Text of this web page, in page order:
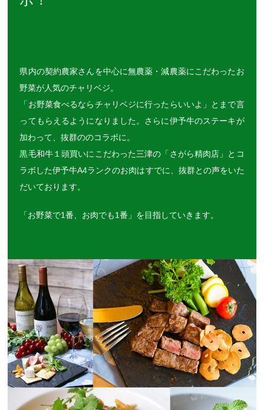
県内の契約農家さんを中心に無農薬・減農薬にこだわったお
野菜が人気のチャリベジ。
「お野菜食べるならチャリベジに行ったらいいよ」とまで言
ってもらえるようになりました。さらに伊予牛のステーキが
加わって、抜群ののコラボに。
黒毛和牛１頭買いにこだわった三津の「さがら精肉店」とコ
ラボした伊予牛A4ランクのお肉はすでに、抜群との声をいた
だいております。
「お野菜で1番、お肉でも1番」を目指していきます。